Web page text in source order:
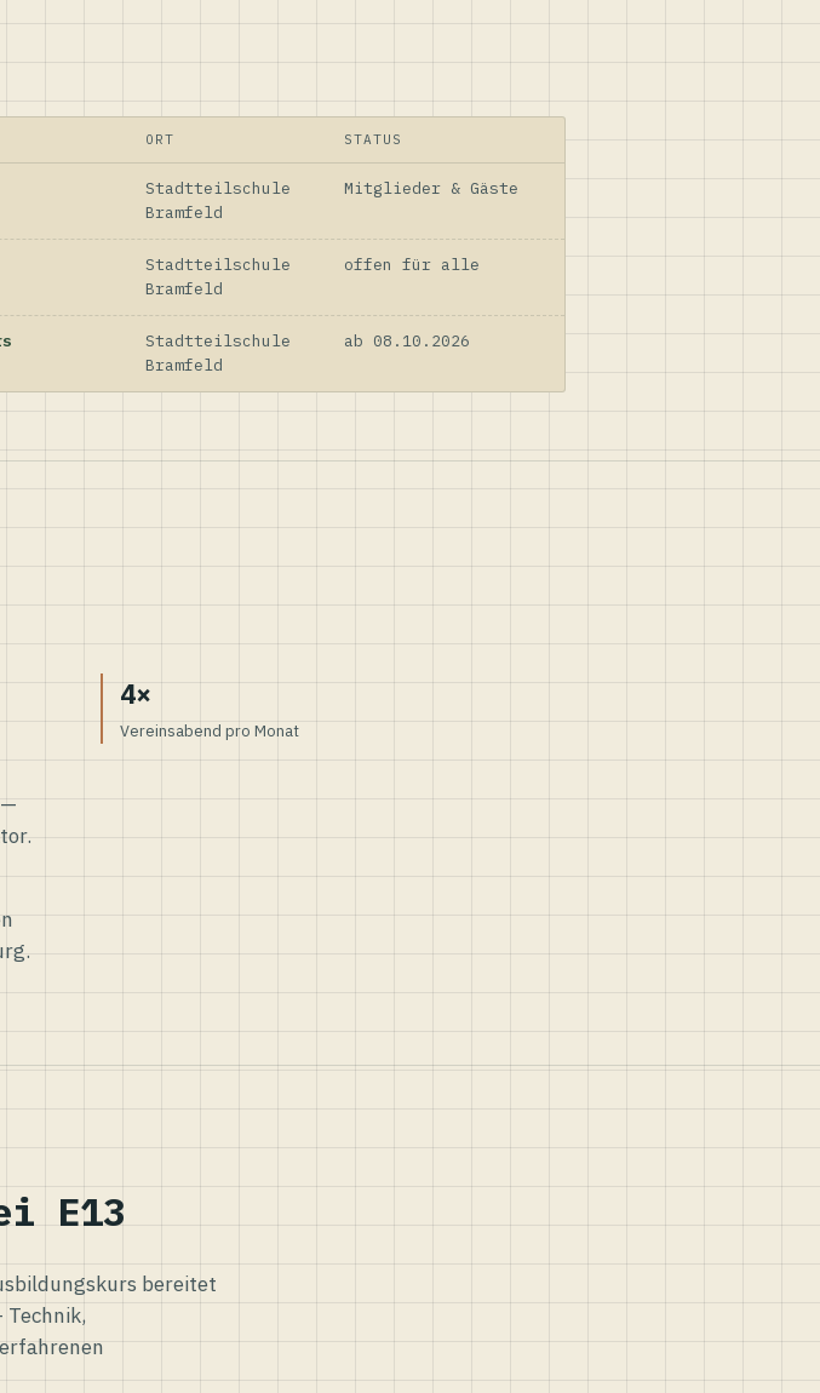
ORT STATUS
Stadtteilschule
Bramfeld
Mitglieder & Gäste
Stadtteilschule
Bramfeld
offen für alle
Stadtteilschule
Bramfeld
ab 08.10.2026
4×
Vereinsabend pro Monat
E13
bereitet